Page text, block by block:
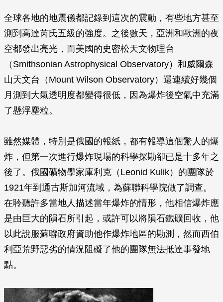
全球各地的地震儀都記錄到這次的震動，有些地方甚至
測到高達芮氏五級的強度。之後數天，亞洲和歐洲的夜
空都發出亮光，而美國的史密松天文物理台
（Smithsonian Astrophysical Observatory）和威爾森
山天文台（Mount Wilson Observatory）還連續好幾個
月測到大氣透明度都變得很低，因為爆炸後空氣中充滿
了懸浮塵粒。
雖然媒體，特別是俄國的報紙，都有報導這個驚人的爆
炸，但第一次進行爆炸現場的科學探勘卻已是十多年之
後了。俄國礦物學家庫利克（Leonid Kulik）的團隊於
1921年到通古斯加河流域，為蘇聯科學院做了調查。
在聆聽許多當地人描述當年爆炸的情形，他相信爆炸應
是由巨大的隕石所引起，或許可以將隕石鐵礦回收，他
以此說服蘇聯政府資助他作爆炸地區的勘測，然而西伯
利亞荒野惡劣的情況阻礙了他的團隊無法抵達事發地
點。